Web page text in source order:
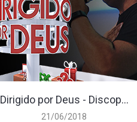
Dirigido por Deus - Discop...
21/06/2018